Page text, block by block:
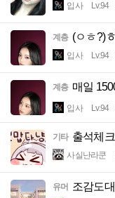
입사 Lv.94
계층 (ㅇㅎ?)
입사 Lv.94
계층 매일
입사 Lv.94
기타 출석체
사실난라쿤
유머 조감도